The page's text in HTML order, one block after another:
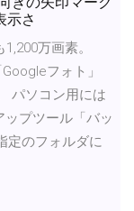
示さ
万画素。
フォト」
パソコン用には
プツール「バッ
定のフォルダに